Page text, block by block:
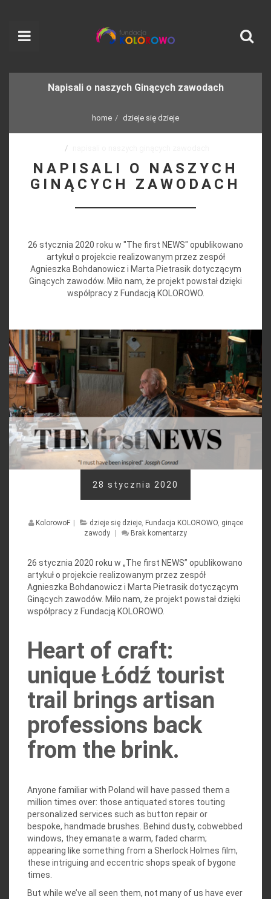
Napisali o naszych Ginących zawodach
home dzieje się dzieje
NAPISALI O NASZYCH
GINĄCYCH ZAWODACH
26 stycznia 2020 roku w "The first NEWS" opublikowano
artykuł o projekcie realizowanym przez zespół
Agnieszka Bohdanowicz i Marta Pietrasik dotyczącym
Ginących zawodów. Miło nam, że projekt powstał dzięki
współpracy z Fundacją KOLOROWO.
28 stycznia 2020
KolorowoF dzieje się dzieje, Fundacja KOLOROWO, ginące
zawody
Brak komentarzy
26 stycznia 2020 roku w „The first NEWS” opublikowano
artykuł o projekcie realizowanym przez zespół
Agnieszka Bohdanowicz i Marta Pietrasik dotyczącym
Ginących zawodów. Miło nam, że projekt powstał dzięki
współpracy z Fundacją KOLOROWO.
Heart of craft:
unique Łódź tourist
trail brings artisan
professions back
from the brink.
Anyone familiar with Poland will have passed them a
million times over: those antiquated stores touting
personalized services such as button repair or
bespoke, handmade brushes. Behind dusty, cobwebbed
windows, they emanate a warm, faded charm;
appearing like something from a Sherlock Holmes film,
these intriguing and eccentric shops speak of bygone
times.
But while we’ve all seen them, not many of us have ever